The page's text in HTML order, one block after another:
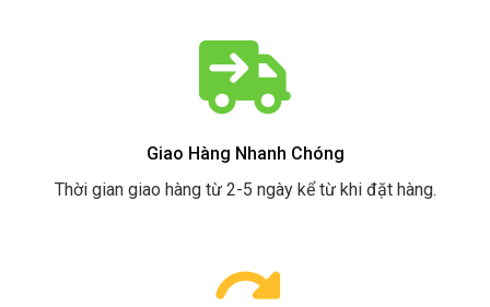
Giao Hàng Nhanh Chóng
Thời gian giao hàng từ 2-5 ngày kể từ khi đặt hàng.